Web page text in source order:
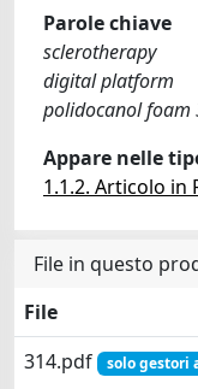
Parole chiave
sclerotherapy
digital platform
polidocanol foam
Appare nelle
1.1.2. Articolo in
File in questo
File
314.pdf
solo gestori